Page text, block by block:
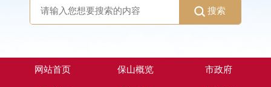
搜索
网站首页 保山概览 市政府